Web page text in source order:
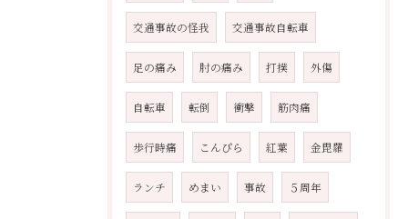
交通事故の怪我 交通事故自転車
足の痛み 肘の痛み 打撲 外傷
自転車 転倒 衝撃 筋肉痛
歩行時痛 こんぴら 紅葉 金毘羅
ランチ めまい 事故 ５周年